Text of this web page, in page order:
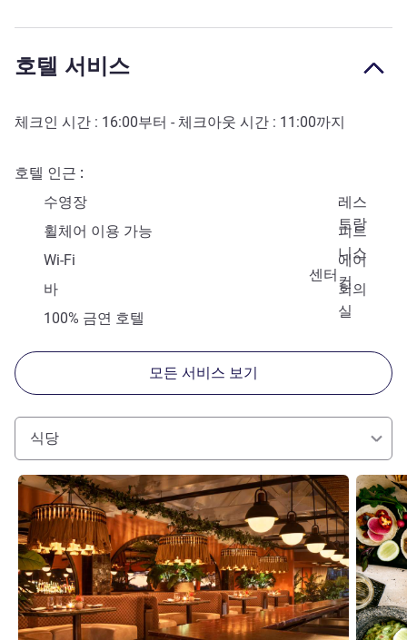
호텔 서비스
체크인 시간 : 16:00부터 - 체크아웃 시간 : 11:00까지
호텔 인근
수영장
레스
토랑
휠체어 이용 가능
피트
니스
센터
Wi-Fi
에어
컨
바
회의
실
100% 금연 호텔
모든 서비스 보기
식당
세부 정보 보기 세부 정